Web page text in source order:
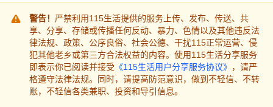
警告！ 严禁利用115生活提供的服务上传、发布、传送、共
享、分享、存储或传播任何反动、暴力、色情以及其他违反法
律法规、政策、公序良俗、社会公德、干扰115正常运营、侵
犯其他老乡或第三方合法权益的内容。使用115生活分享服务
即表示你已阅读并接受 《115生活用户分享服务协议》 ，请严
格遵守法律法规。同时，请提高防范意识，做到不轻信、不转
账，不轻信各类兼职、投资和导引信息。